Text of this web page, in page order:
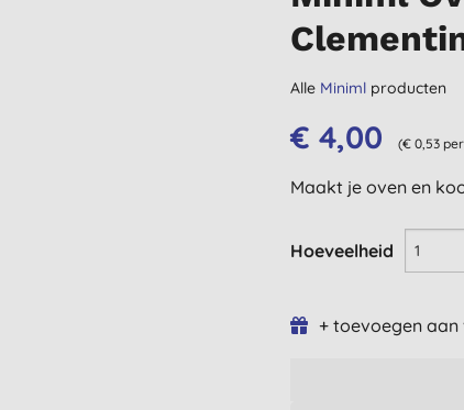
Alle Miniml producten
€ 4,00 (€ 0,53
Maakt je oven en
Hoeveelheid
+ toevoegen